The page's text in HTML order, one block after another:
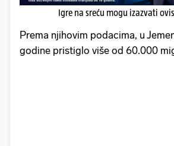
Igre na sreću mogu izazvati
Prema njihovim podacima, u
godine pristiglo više od 60.000